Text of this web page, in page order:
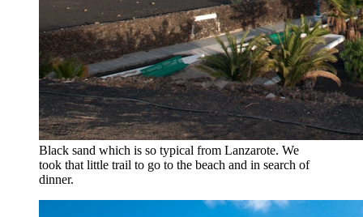
Black sand which is so typical from Lanzarote. We
took that little trail to go to the beach and in search of
dinner.